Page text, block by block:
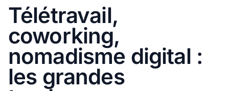
Télétravail,
coworking,
nomadisme digital :
les grandes